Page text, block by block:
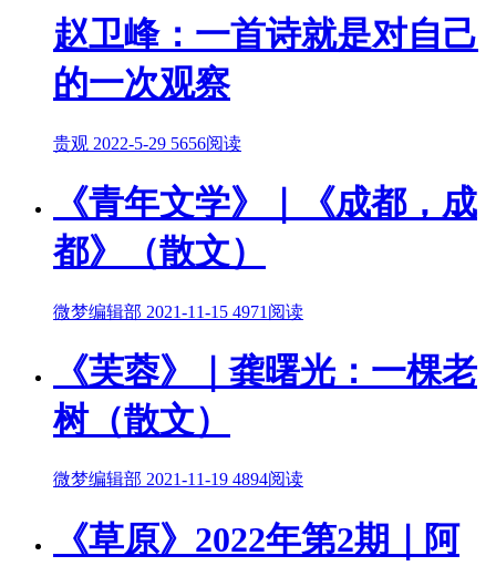
赵卫峰：一首诗就是对自己
的一次观察
贵观 2022-5-29 5656阅读
《青年文学》｜《成都，成
都》（散文）
微梦编辑部 2021-11-15 4971阅读
《芙蓉》｜龚曙光：一棵老
树（散文）
微梦编辑部 2021-11-19 4894阅读
《草原》2022年第2期｜阿